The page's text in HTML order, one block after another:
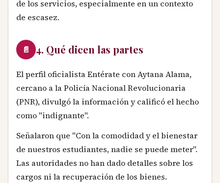
de los servicios, especialmente en un contexto
de escasez.
📄 4. Qué dicen las partes
El perfil oficialista Entérate con Aytana Alama,
cercano a la Policía Nacional Revolucionaria
(PNR), divulgó la información y calificó el hecho
como "indignante".
Señalaron que "Con la comodidad y el bienestar
de nuestros estudiantes, nadie se puede meter".
Las autoridades no han dado detalles sobre los
cargos ni la recuperación de los bienes.